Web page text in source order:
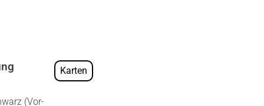
(Vor­
Karten